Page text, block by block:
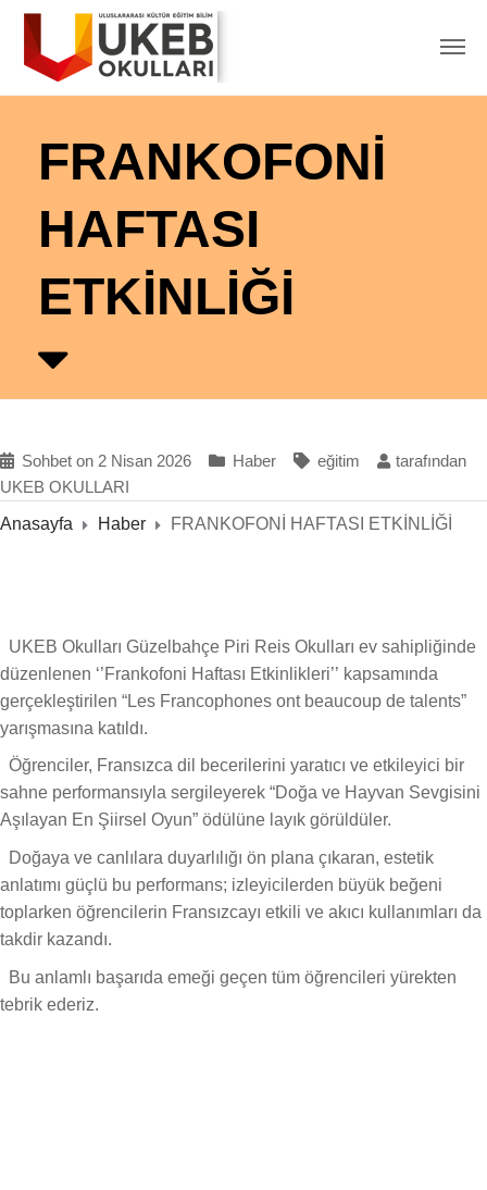
FRANKOFONİ
HAFTASI
ETKİNLİĞİ
Sohbet on 2 Nisan 2026 Haber eğitim
tarafından
UKEB OKULLARI
Anasayfa
Haber FRANKOFONİ HAFTASI ETKİNLİĞİ
UKEB Okulları Güzelbahçe Piri Reis Okulları ev sahipliğinde
düzenlenen ‘’Frankofoni Haftası Etkinlikleri’’ kapsamında
gerçekleştirilen “Les Francophones ont beaucoup de talents”
yarışmasına katıldı.
Öğrenciler, Fransızca dil becerilerini yaratıcı ve etkileyici bir
sahne performansıyla sergileyerek “Doğa ve Hayvan Sevgisini
Aşılayan En Şiirsel Oyun” ödülüne layık görüldüler.
Doğaya ve canlılara duyarlılığı ön plana çıkaran, estetik
anlatımı güçlü bu performans; izleyicilerden büyük beğeni
toplarken öğrencilerin Fransızcayı etkili ve akıcı kullanımları da
takdir kazandı.
Bu anlamlı başarıda emeği geçen tüm öğrencileri yürekten
tebrik ederiz.